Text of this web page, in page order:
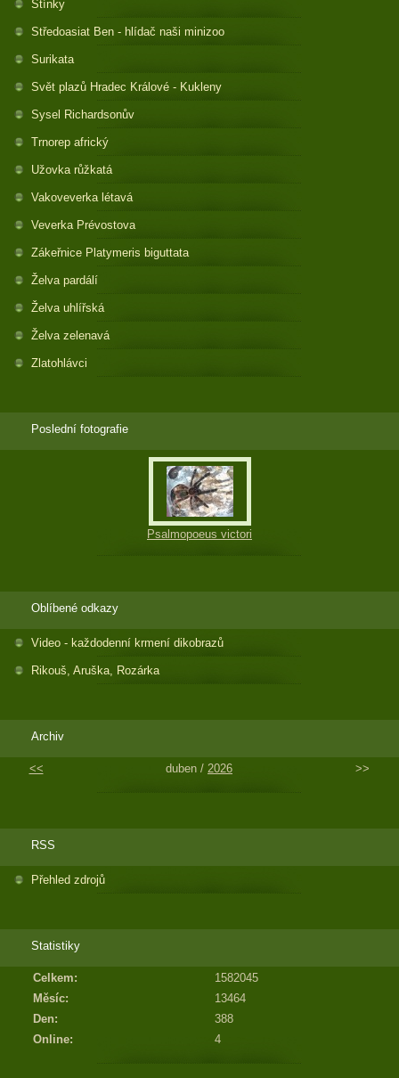
Stínky
Středoasiat Ben - hlídač naši minizoo
Surikata
Svět plazů Hradec Králové - Kukleny
Sysel Richardsonův
Trnorep africký
Užovka růžkatá
Vakoveverka létavá
Veverka Prévostova
Zákeřnice Platymeris biguttata
Želva pardálí
Želva uhlířská
Želva zelenavá
Zlatohlávci
Poslední fotografie
Psalmopoeus victori
Oblíbené odkazy
Video - každodenní krmení dikobrazů
Rikouš, Aruška, Rozárka
Archiv
<< duben / 2026 >>
RSS
Přehled zdrojů
Statistiky
Online: 4
Celkem:
1582045
Měsíc:
13464
Den:
388